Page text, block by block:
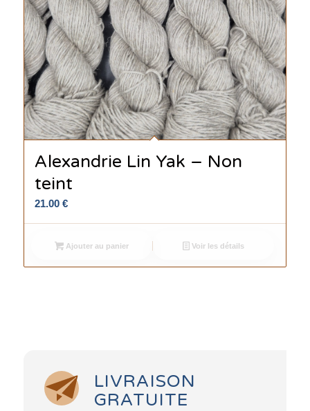
Alexandrie Lin Yak – Non
teint
21.00 €
Ajouter au panier Voir les détails
LIVRAISON
GRATUITE